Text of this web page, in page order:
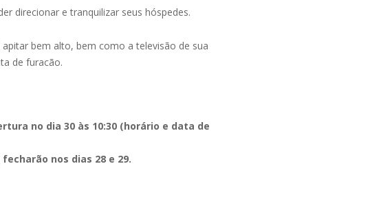
direcionar e tranquilizar seus hóspedes.
bem alto, bem como a televisão de sua
de furacão.
no dia 30 às 10:30 (horário e data de
nos dias 28 e 29.